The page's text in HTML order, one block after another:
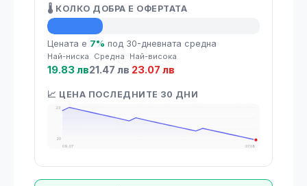
🌡️ КОЛКО ДОБРА Е ОФЕРТАТА
💡 Средна цена
Цената е 7% под 30-дневната средна
Най-ниска
19.83 лв
Средна
21.47 лв
Най-висока
23.07 лв
📈 ЦЕНА ПОСЛЕДНИТЕ 30 ДНИ
23
20
09.07
07.08